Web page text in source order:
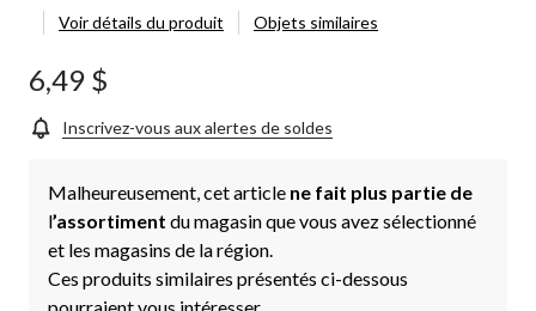
Voir détails du produit
Objets similaires
6,49 $
Inscrivez-vous aux alertes de soldes
Malheureusement, cet article ne fait plus partie de
l’assortiment du magasin que vous avez sélectionné
et les magasins de la région.
Ces produits similaires présentés ci-dessous
pourraient vous intéresser.